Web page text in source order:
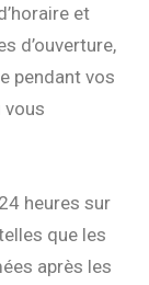
et
d’ouverture,
pendant vos
vous
heures sur
que les
après les